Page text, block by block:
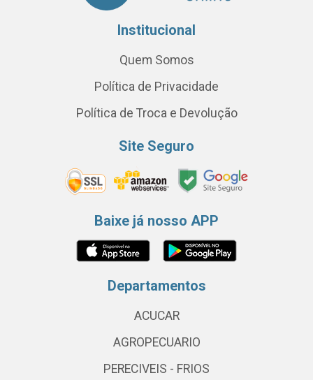
Institucional
Quem Somos
Política de Privacidade
Política de Troca e Devolução
Site Seguro
Baixe já nosso APP
Departamentos
ACUCAR
AGROPECUARIO
PERECIVEIS - FRIOS